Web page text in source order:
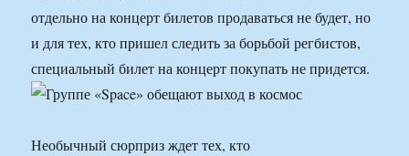
отдельно на концерт билетов продаваться не будет, но
и для тех, кто пришел следить за борьбой регбистов,
специальный билет на концерт покупать не придется.
Необычный сюрприз ждет тех, кто